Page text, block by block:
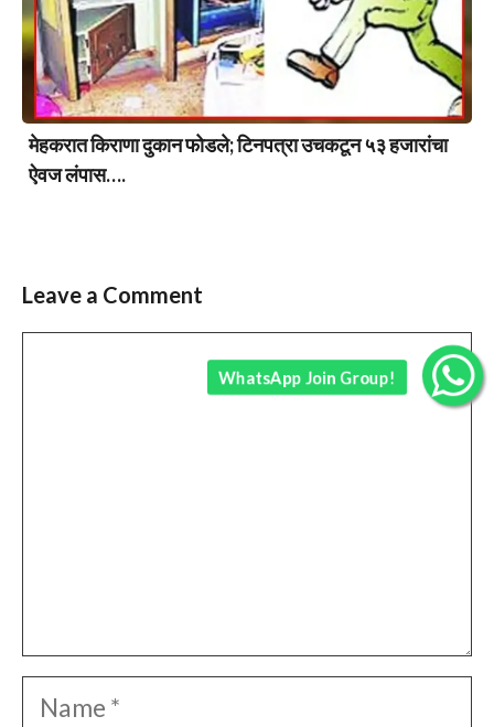
मेहकरात किराणा दुकान फोडले; टिनपत्रा उचकटून ५३ हजारांचा
ऐवज लंपास….
Leave a Comment
Name
WhatsApp Join Group!